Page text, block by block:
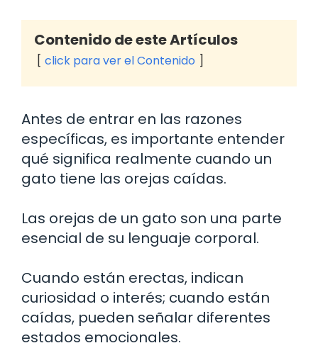
Contenido de este Artículos
click para ver el Contenido
Antes de entrar en las razones
específicas, es importante entender
qué significa realmente cuando un
gato tiene las orejas caídas.
Las orejas de un gato son una parte
esencial de su lenguaje corporal.
Cuando están erectas, indican
curiosidad o interés; cuando están
caídas, pueden señalar diferentes
estados emocionales.